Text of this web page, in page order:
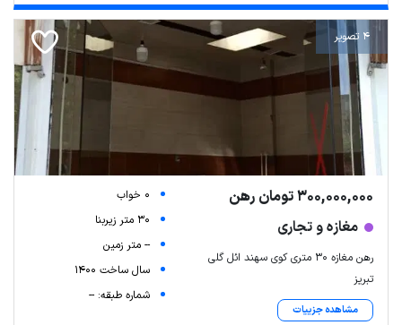
4 تصویر
300,000,000 تومان رهن
مغازه و تجاری
رهن مغازه ۳۰ متری کوی سهند ائل گلی
تبریز
مشاهده جزییات
0 خواب
30 متر زیربنا
-- متر زمین
سال ساخت 1400
شماره طبقه: --